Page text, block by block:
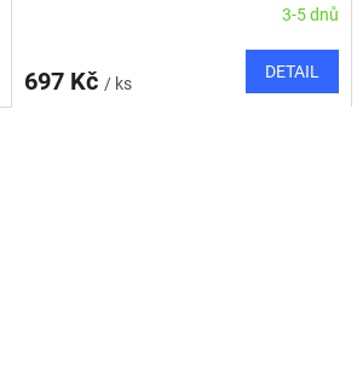
3-5 dnů
697 Kč / ks
DETAIL